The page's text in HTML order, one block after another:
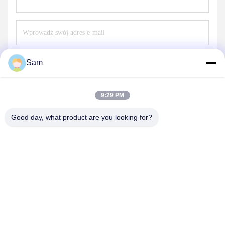
Sam
9:29 PM
Good day, what product are you looking for?